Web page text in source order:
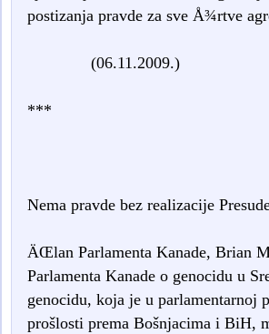
postizanja pravde za sve Å¾rtve
(06.11.2009.)
***
Nema pravde bez realizacije
ÄŒlan Parlamenta Kanade, Brian
Parlamenta Kanade o genocidu u
genocidu, koja je u
prošlosti prema Bošnjacima i BiH,